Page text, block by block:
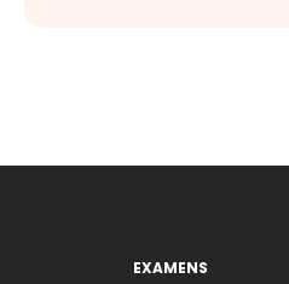
EXAMENS